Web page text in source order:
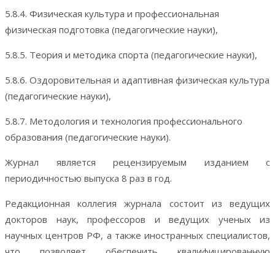
5.8.4. Физическая культура и профессиональная
физическая подготовка (педагогические науки),
5.8.5. Теория и методика спорта (педагогические науки),
5.8.6. Оздоровительная и адаптивная физическая культура
(педагогические науки),
5.8.7. Методология и технология профессионального
образования (педагогические науки).
Журнал является рецензируемым изданием с
периодичностью выпуска 8 раз в год.
Редакционная коллегия журнала состоит из ведущих
докторов наук, профессоров и ведущих ученых из
научных центров РФ, а также иностранных специалистов,